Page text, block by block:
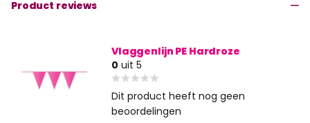
Product reviews
Vlaggenlijn PE Hardroze
0 uit 5
Dit product heeft nog geen
beoordelingen